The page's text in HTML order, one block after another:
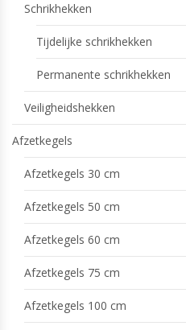
Schrikhekken
Tijdelijke schrikhekken
Permanente schrikhekken
Veiligheidshekken
Afzetkegels
Afzetkegels 30 cm
Afzetkegels 50 cm
Afzetkegels 60 cm
Afzetkegels 75 cm
Afzetkegels 100 cm